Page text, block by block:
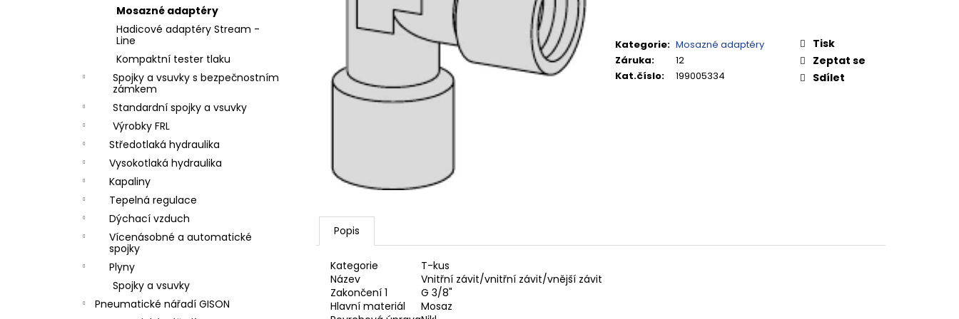
Mosazné adaptéry
Hadicové adaptéry Stream -
Line
Kompaktní tester tlaku
Spojky a vsuvky s bezpečnostním
zámkem
Standardní spojky a vsuvky
Výrobky FRL
Středotlaká hydraulika
Vysokotlaká hydraulika
Kapaliny
Tepelná regulace
Dýchací vzduch
Vícenásobné a automatické
spojky
Plyny
Spojky a vsuvky
Pneumatické nářadí GISON
Kategorie: Mosazné adaptéry
Záruka:
12
Kat.číslo: 199005334
Tisk
Zeptat se
Sdílet
Popis
Kategorie
T-kus
Název
Vnitřní závit/vnitřní závit/vnější závit
Zakončení 1
G 3/8"
Hlavní materiál
Mosaz
4 420,13 Kč